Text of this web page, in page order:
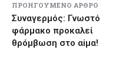
ΠΡΟΗΓΟΎΜΕΝΟ ΆΡΘΡΟ
Συναγερμός: Γνωστό
φάρμακο προκαλεί
θρóμβωση στο αiμα!